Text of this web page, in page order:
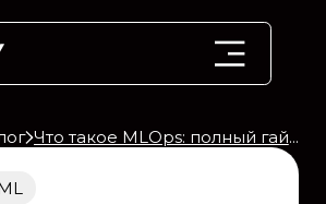
Что такое MLOps: полный гайд для будущих магистров AI & ML